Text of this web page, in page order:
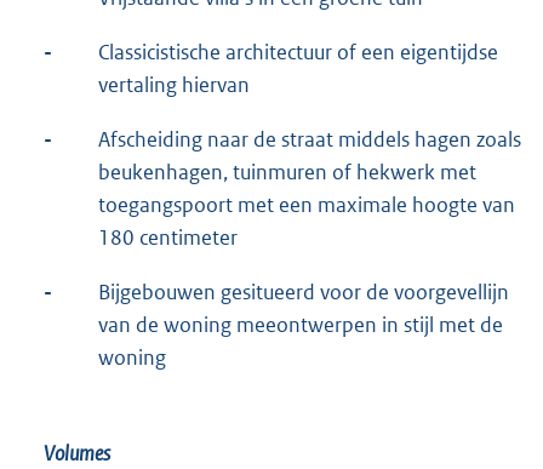
-
Classicistische architectuur of een eigentijdse
vertaling hiervan
-
Afscheiding naar de straat middels hagen zoals
beukenhagen, tuinmuren of hekwerk met
toegangspoort met een maximale hoogte van
180 centimeter
-
Bijgebouwen gesitueerd voor de voorgevellijn
van de woning meeontwerpen in stijl met de
woning
Volumes